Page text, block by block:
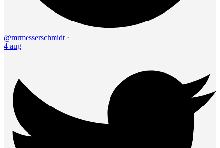
@mrmesserschmidt ·
4 aug